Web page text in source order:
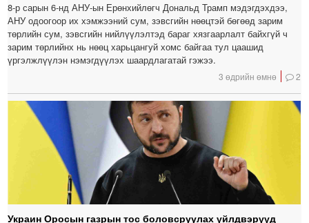
8-р сарын 6-нд АНУ-ын Ерөнхийлөгч Дональд Трамп мэдэгдэхдээ,
АНУ одоогоор их хэмжээний сум, зэвсгийн нөөцтэй бөгөөд зарим
төрлийн сум, зэвсгийн нийлүүлэлтэд бараг хязгаарлалт байхгүй ч
зарим төрлийнх нь нөөц харьцангуй хомс байгаа тул цаашид
үргэлжлүүлэн нэмэгдүүлэх шаардлагатай гэжээ.
3 өдрийн өмнө 2
Украин Оросын газрын тос боловсруулах үйлдвэрүүд